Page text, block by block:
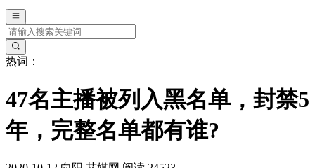
热词：
47名主播被列入黑名单，封禁5
年，完整名单都有谁?